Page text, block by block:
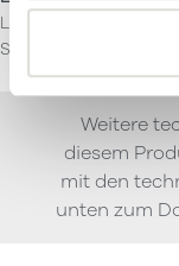
Leichte kommerzielle
Schwere kommerzielle
Weitere
diesem
mit den
unten zum